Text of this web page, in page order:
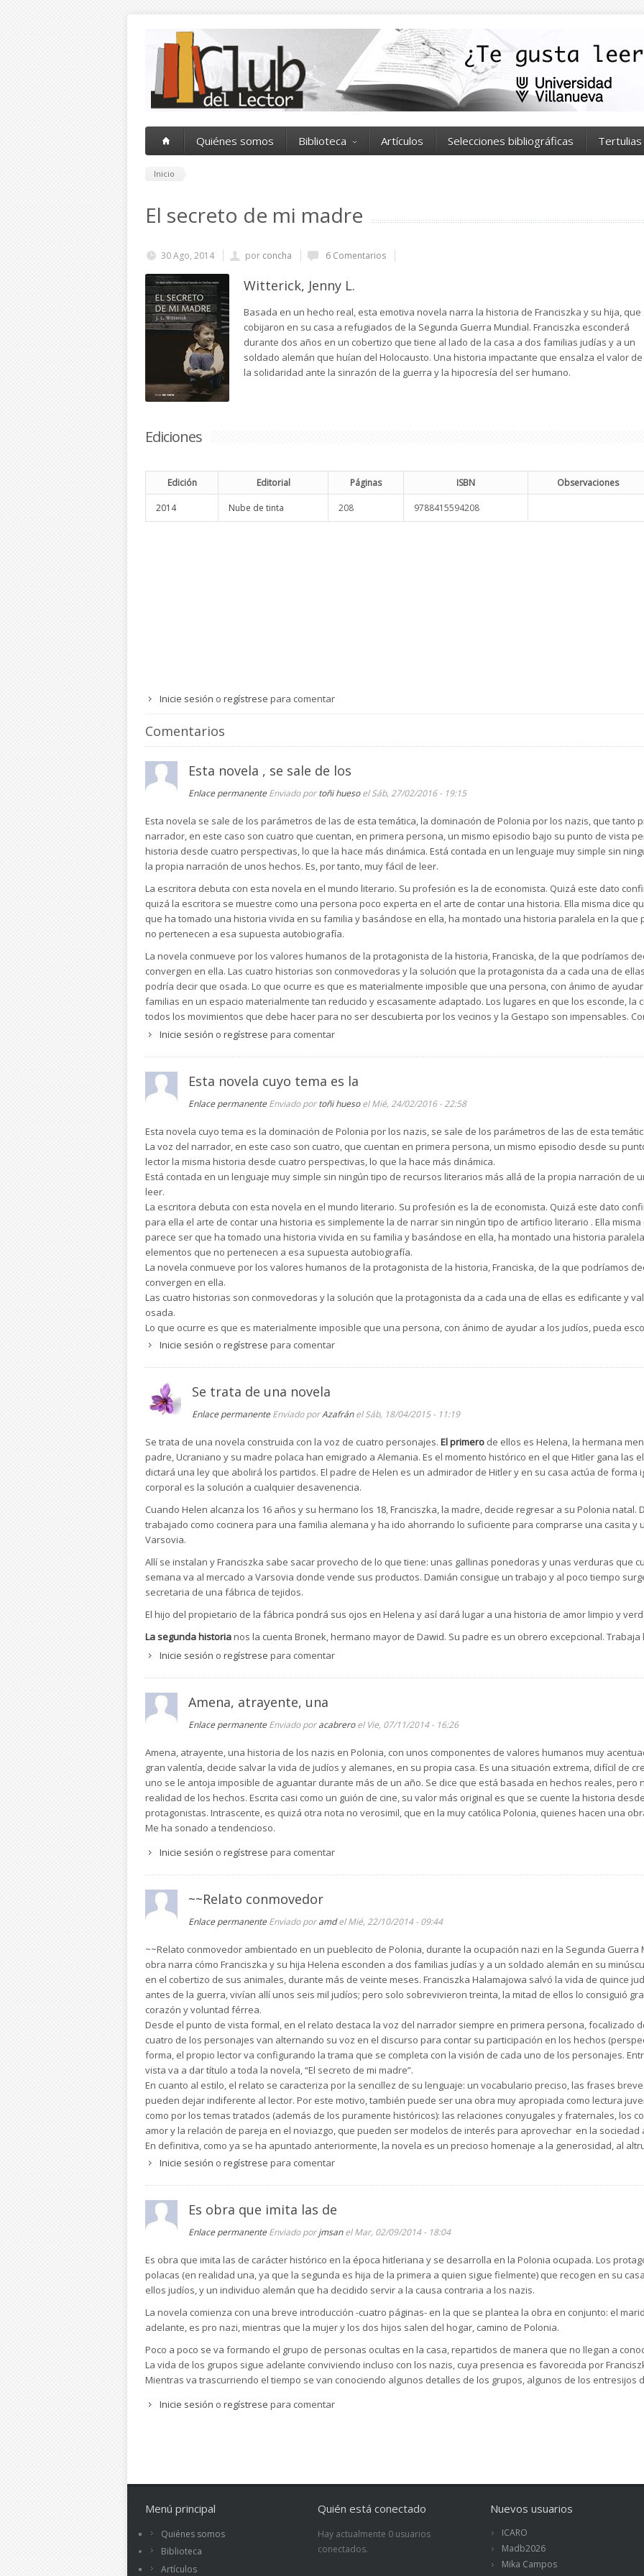
Quiénes somos Biblioteca Artículos Selecciones bibliográficas Tertulias
Inicio
El secreto de mi madre
30 Ago, 2014 por concha 6 Comentarios
Witterick, Jenny L.
Basada en un hecho real, esta emotiva novela narra la historia de Franciszka y su hija, que
cobijaron en su casa a refugiados de la Segunda Guerra Mundial. Franciszka esconderá
durante dos años en un cobertizo que tiene al lado de la casa a dos familias judías y a un
soldado alemán que huían del Holocausto. Una historia impactante que ensalza el valor de
la solidaridad ante la sinrazón de la guerra y la hipocresía del ser humano.
Ediciones
Edición Editorial Páginas ISBN Observaciones
2014 Nube de tinta 208 9788415594208
Inicie sesión o regístrese para comentar
Comentarios
Esta novela , se sale de los
Enlace permanente Enviado portoñi huesoel Sáb, 27/02/2016 - 19:15
Esta novela se sale de los parámetros de las de esta temática, la dominación de Polonia por los nazis, que tanto
narrador, en este caso son cuatro que cuentan, en primera persona, un mismo episodio bajo su punto de vista
historia desde cuatro perspectivas, lo que la hace más dinámica. Está contada en un lenguaje muy simple sin
la propia narración de unos hechos. Es, por tanto, muy fácil de leer.
La escritora debuta con esta novela en el mundo literario. Su profesión es la de economista. Quizá este dato
quizá la escritora se muestre como una persona poco experta en el arte de contar una historia. Ella misma dice
que ha tomado una historia vivida en su familia y basándose en ella, ha montado una historia paralela en la que
no pertenecen a esa supuesta autobiografía.
La novela conmueve por los valores humanos de la protagonista de la historia, Franciska, de la que podríamos
convergen en ella. Las cuatro historias son conmovedoras y la solución que la protagonista da a cada una de
podría decir que osada. Lo que ocurre es que es materialmente imposible que una persona, con ánimo de
familias en un espacio materialmente tan reducido y escasamente adaptado. Los lugares en que los esconde, la
todos los movimientos que debe hacer para no ser descubierta por los vecinos y la Gestapo son impensables.
judíos polacos de las manos nazis pero, queriendo resaltar la generosidad de la misma, la autora exagera los
planos de los que se podría haber conseguido una gran riqueza de matices. Resumiendo se trata de una novela
por la forma de tratar el tema. Desde el punto de vista literario se puede decir que parece una crónica de hechos
TERTULIA LITERARIA MONTE: Toñi Hueso
Inicie sesión o regístrese para comentar
Esta novela cuyo tema es la
Enlace permanente Enviado portoñi huesoel Mié, 24/02/2016 - 22:58
Esta novela cuyo tema es la dominación de Polonia por los nazis, se sale de los parámetros de las de esta
La voz del narrador, en este caso son cuatro, que cuentan en primera persona, un mismo episodio desde su
lector la misma historia desde cuatro perspectivas, lo que la hace más dinámica.
Está contada en un lenguaje muy simple sin ningún tipo de recursos literarios más allá de la propia narración de
leer.
La escritora debuta con esta novela en el mundo literario. Su profesión es la de economista. Quizá este dato
para ella el arte de contar una historia es simplemente la de narrar sin ningún tipo de artificio literario . Ella
parece ser que ha tomado una historia vivida en su familia y basándose en ella, ha montado una historia
elementos que no pertenecen a esa supuesta autobiografía.
La novela conmueve por los valores humanos de la protagonista de la historia, Franciska, de la que podríamos
convergen en ella.
Las cuatro historias son conmovedoras y la solución que la protagonista da a cada una de ellas es edificante y
osada.
Lo que ocurre es que es materialmente imposible que una persona, con ánimo de ayudar a los judíos, pueda
materialmente tan reducido y escasamente adaptado. Los lugares en que los esconde, la comida que necesita
El tono de expresión de los personajes no tiene modulaciones ni formas diferentes de expresión como si se
Resumiendo se trata de una novela recomendable por sus muchos valores y por la forma de tratar el tema.
contar de forma simplista; más parece que se trata de una crónica que de una novela.
Inicie sesión o regístrese para comentar
Se trata de una novela
Enlace permanente Enviado porAzafránel Sáb, 18/04/2015 - 11:19
Se trata de una novela construida con la voz de cuatro personajes. El primero de ellos es Helena, la hermana
padre, Ucraniano y su madre polaca han emigrado a Alemania. Es el momento histórico en el que Hitler gana las
dictará una ley que abolirá los partidos. El padre de Helen es un admirador de Hitler y en su casa actúa de forma
corporal es la solución a cualquier desavenencia.
Cuando Helen alcanza los 16 años y su hermano los 18, Franciszka, la madre, decide regresar a su Polonia
trabajado como cocinera para una familia alemana y ha ido ahorrando lo suficiente para comprarse una casita y
Varsovia.
Allí se instalan y Franciszka sabe sacar provecho de lo que tiene: unas gallinas ponedoras y unas verduras que
semana va al mercado a Varsovia donde vende sus productos. Damián consigue un trabajo y al poco tiempo
secretaria de una fábrica de tejidos.
El hijo del propietario de la fábrica pondrá sus ojos en Helena y así dará lugar a una historia de amor limpio y
La segunda historianos la cuenta Bronek, hermano mayor de Dawid. Su padre es un obrero excepcional.
ayudar a los demás en sus tareas. Todo el mundo lo respeta. Pero es alcohólico. Una noche se emborracha más
como capataz y consigue un puesto de contable para su hermano. Pasan unos años y su madre se encuentra
encontrar mujeres adecuadas para sus hijos. Conocen a dos hermanas con las que se casan. La mayor es viuda
compenetra con Bronek. Toda esta familia es judía.
Bronek y Dawid conocen a Franciszka porque ellos van al mercado semanalmente y de camino le ofrecen llevarla
zanahorias y huevos.
La segunda guerra mundial irrumpe en sus vidas. Los alemanes invaden Polonia y se la reparten con los rusos.
pertenece a Alemania. Todos van a tener problemas pero más aún los judíos.
La tercera historianos la cuenta Mikolaj, el hijo del doctor Wolenski; judíos también. El doctor Wolenski salvó la
estado crítico con una apendicitis aguda. Así que el comandante, en cuanto se recuperó puso sobre aviso al
suprimido ya era demasiado tarde para huir así que pidió a todos sus conocidos, a los le debían numerosos
La cuarta historianos la cuenta un joven soldado alemán, Vilheim. Acaba de llegar en el último reemplazo con
en territorio polaco. Ha sido criado por su abuela en una granja perdida en el norte de Alemania. Él es consciente
directamente en las tropelías y asesinatos de judíos. Pero Alemania, de pronto, rompe sus relaciones con Rusia y
por Rusia. Vilheim como ayudante del comandante ha sido invitado a las cenas que de vez en cuando ofrece
alemana.
Cuando Vilheim se entera de que va a ser movilizado a Rusia decide escapar, esconderse.
El secreto de mi madre narra el comportamiento heroico de Franciszka quien fue capaz de esconder durante
mantenía a sus cerdos a la familia de Bronek (tres adultos y un niño); en el altillo de su casa al soldado alemán
excavó, a la familia del doctor Wolenski (dos adultos y un niño). Con su trabajo y su ingenio consiguió mantener
la denunciasen.
Una vez vencida Alemania, Bronek y su familia se fueron a los EEUU y desde allí le enviaban regalos
con su familia se trasladó a Palestina. El soldado Vilheim regresó a su granja perdida del norte de Alemania.
Inicie sesión o regístrese para comentar
Amena, atrayente, una
Enlace permanente Enviado poracabreroel Vie, 07/11/2014 - 16:26
Amena, atrayente, una historia de los nazis en Polonia, con unos componentes de valores humanos muy
gran valentía, decide salvar la vida de judíos y alemanes, en su propia casa. Es una situación extrema, difícil de
uno se le antoja imposible de aguantar durante más de un año. Se dice que está basada en hechos reales, pero
realidad de los hechos. Escrita casi como un guión de cine, su valor más original es que se cuente la historia
protagonistas. Intrascente, es quizá otra nota no verosimil, que en la muy católica Polonia, quienes hacen una
Me ha sonado a tendencioso.
Inicie sesión o regístrese para comentar
~~Relato conmovedor
Enlace permanente Enviado poramdel Mié, 22/10/2014 - 09:44
~~Relato conmovedor ambientado en un pueblecito de Polonia, durante la ocupación nazi en la Segunda Guerra
obra narra cómo Franciszka y su hija Helena esconden a dos familias judías y a un soldado alemán en su
en el cobertizo de sus animales, durante más de veinte meses. Franciszka Halamajowa salvó la vida de quince
antes de la guerra, vivían allí unos seis mil judíos; pero solo sobrevivieron treinta, la mitad de ellos lo consiguió
corazón y voluntad férrea.
Desde el punto de vista formal, en el relato destaca la voz del narrador siempre en primera persona, focalizado
cuatro de los personajes van alternando su voz en el discurso para contar su participación en los hechos
forma, el propio lector va configurando la trama que se completa con la visión de cada uno de los personajes.
vista va a dar título a toda la novela, “El secreto de mi madre”.
En cuanto al estilo, el relato se caracteriza por la sencillez de su lenguaje: un vocabulario preciso, las frases
pueden dejar indiferente al lector. Por este motivo, también puede ser una obra muy apropiada como lectura
como por los temas tratados (además de los puramente históricos): las relaciones conyugales y fraternales, los
amor y la relación de pareja en el noviazgo, que pueden ser modelos de interés para aprovechar en la sociedad
En definitiva, como ya se ha apuntado anteriormente, la novela es un precioso homenaje a la generosidad, al
personas corrientes que son capaces de arriesgar su propia vida para salvar a gente inocente abocada a una
Inicie sesión o regístrese para comentar
Es obra que imita las de
Enlace permanente Enviado porjmsanel Mar, 02/09/2014 - 18:04
Es obra que imita las de carácter histórico en la época hitleriana y se desarrolla en la Polonia ocupada. Los
polacas (en realidad una, ya que la segunda es hija de la primera a quien sigue fielmente) que recogen en su
ellos judíos, y un individuo alemán que ha decidido servir a la causa contraria a los nazis.
La novela comienza con una breve introducción -cuatro páginas- en la que se plantea la obra en conjunto: el
adelante, es pro nazi, mientras que la mujer y los dos hijos salen del hogar, camino de Polonia.
Poco a poco se va formando el grupo de personas ocultas en la casa, repartidos de manera que no llegan a
La vida de los grupos sigue adelante conviviendo incluso con los nazis, cuya presencia es favorecida por
Mientras va trascurriendo el tiempo se van conociendo algunos detalles de los grupos, algunos de los entresijos
Inicie sesión o regístrese para comentar
Menú principal
Quiénes somos
Biblioteca
Artículos
Quién está conectado
Hay actualmente 0 usuarios
conectados.
Nuevos usuarios
ICARO
Madb2026
Mika Campos